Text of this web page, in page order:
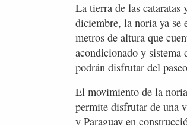
La tierra de las cataratas
diciembre, la noria ya se
metros de altura que
acondicionado y
podrán disfrutar del
El movimiento de la
permite disfrutar de una
y Paraguay en